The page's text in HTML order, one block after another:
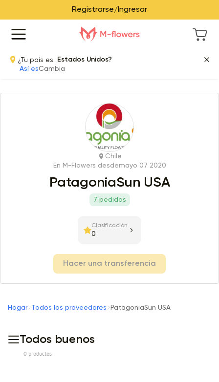
Registrarse/Ingresar
¿Tu país es
Estados Unidos?
Así esCambia
Chile
En M-Flowers desdemayo 07 2020
PatagoniaSun USA
7 pedidos
Clasificación
0
Hacer una transferencia
Hogar Todos los proveedores PatagoniaSun USA
Todos buenos
0 productos